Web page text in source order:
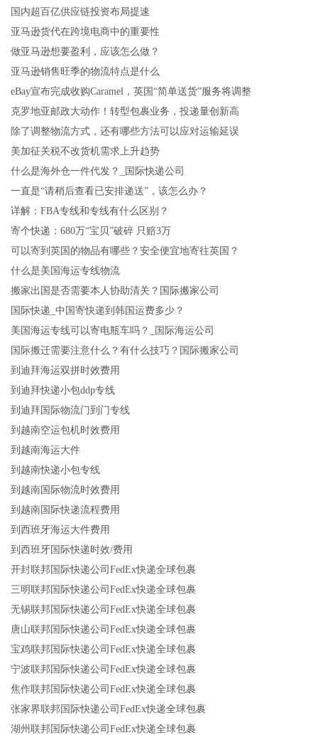
国内超百亿供应链投资布局提速
亚马逊货代在跨境电商中的重要性
做亚马逊想要盈利，应该怎么做？
亚马逊销售旺季的物流特点是什么
eBay宣布完成收购Caramel，英国“简单送货”服务将调整
克罗地亚邮政大动作！转型包裹业务，投递量创新高
除了调整物流方式，还有哪些方法可以应对运输延误
美加征关税不改货机需求上升趋势
什么是海外仓一件代发？_国际快递公司
一直是“请稍后查看已安排递送”，该怎么办？
详解：FBA专线和专线有什么区别？
寄个快递：680万“宝贝”破碎 只赔3万
可以寄到英国的物品有哪些？安全便宜地寄往英国？
什么是美国海运专线物流
搬家出国是否需要本人协助清关？国际搬家公司
国际快递_中国寄快递到韩国运费多少？
美国海运专线可以寄电瓶车吗？_国际海运公司
国际搬迁需要注意什么？有什么技巧？国际搬家公司
到迪拜海运双拼时效费用
到迪拜快递小包ddp专线
到迪拜国际物流门到门专线
到越南空运包机时效费用
到越南海运大件
到越南快递小包专线
到越南国际物流时效费用
到越南国际快递流程费用
到西班牙海运大件费用
到西班牙国际快递时效/费用
开封联邦国际快递公司FedEx快递全球包裹
三明联邦国际快递公司FedEx快递全球包裹
无锡联邦国际快递公司FedEx快递全球包裹
唐山联邦国际快递公司FedEx快递全球包裹
宝鸡联邦国际快递公司FedEx快递全球包裹
宁波联邦国际快递公司FedEx快递全球包裹
焦作联邦国际快递公司FedEx快递全球包裹
张家界联邦国际快递公司FedEx快递全球包裹
湖州联邦国际快递公司FedEx快递全球包裹